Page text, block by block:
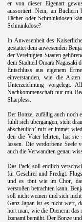
er von dieser Eigenart
aussortiert. Nein, an Büchern
Fächer oder Schminkdosen
Schminkdose?
In Anwesenheit des
gestattet dem anwesenden
der Vereinigten Staaten
dem Stadtteil Omara Nagasaki
Entschluss aus eigenem
einverstanden, wie die
Unterzeichnung vorgelegt.
Nachkommenschaft nur mit
Sharpless.
Der Bonze, zufällig auch noch
fühlt sich übergangen, steht
abscheulich’ ruft er immer
den die Väter lehrten, hat sie
lassen. Die verdorbene Seele
auch die Verwandten genau
Das Pack soll endlich
für Geschrei und Predigt.
und es tönt wie im Chor,
verstoßen betrachten kann.
soll nicht weinen und sich nicht
Ganz Japan ist es nicht wert,
hört man, wie die Dienerin das
Izanami bemüht. Der Bonze